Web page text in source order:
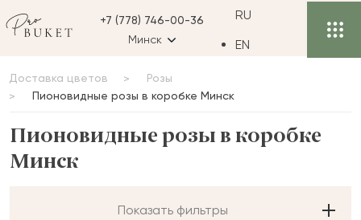
+7 (778) 746-00-36
Минск
RU
EN
Доставка цветов
Розы
Пионовидные розы в коробке Минск
Пионовидные розы в коробке
Минск
Показать фильтры